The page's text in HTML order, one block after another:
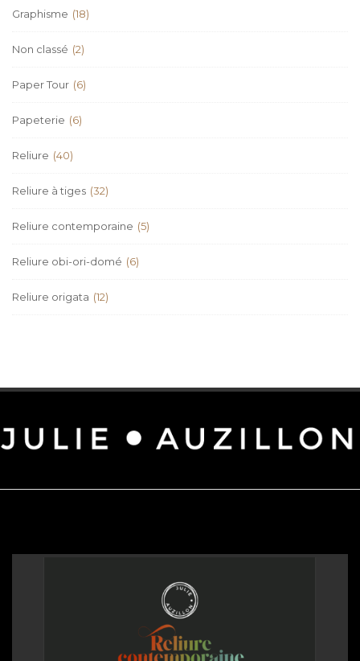
Graphisme (18)
Non classé (2)
Paper Tour (6)
Papeterie (6)
Reliure (40)
Reliure à tiges (32)
Reliure contemporaine (5)
Reliure obi-ori-domé (6)
Reliure origata (12)